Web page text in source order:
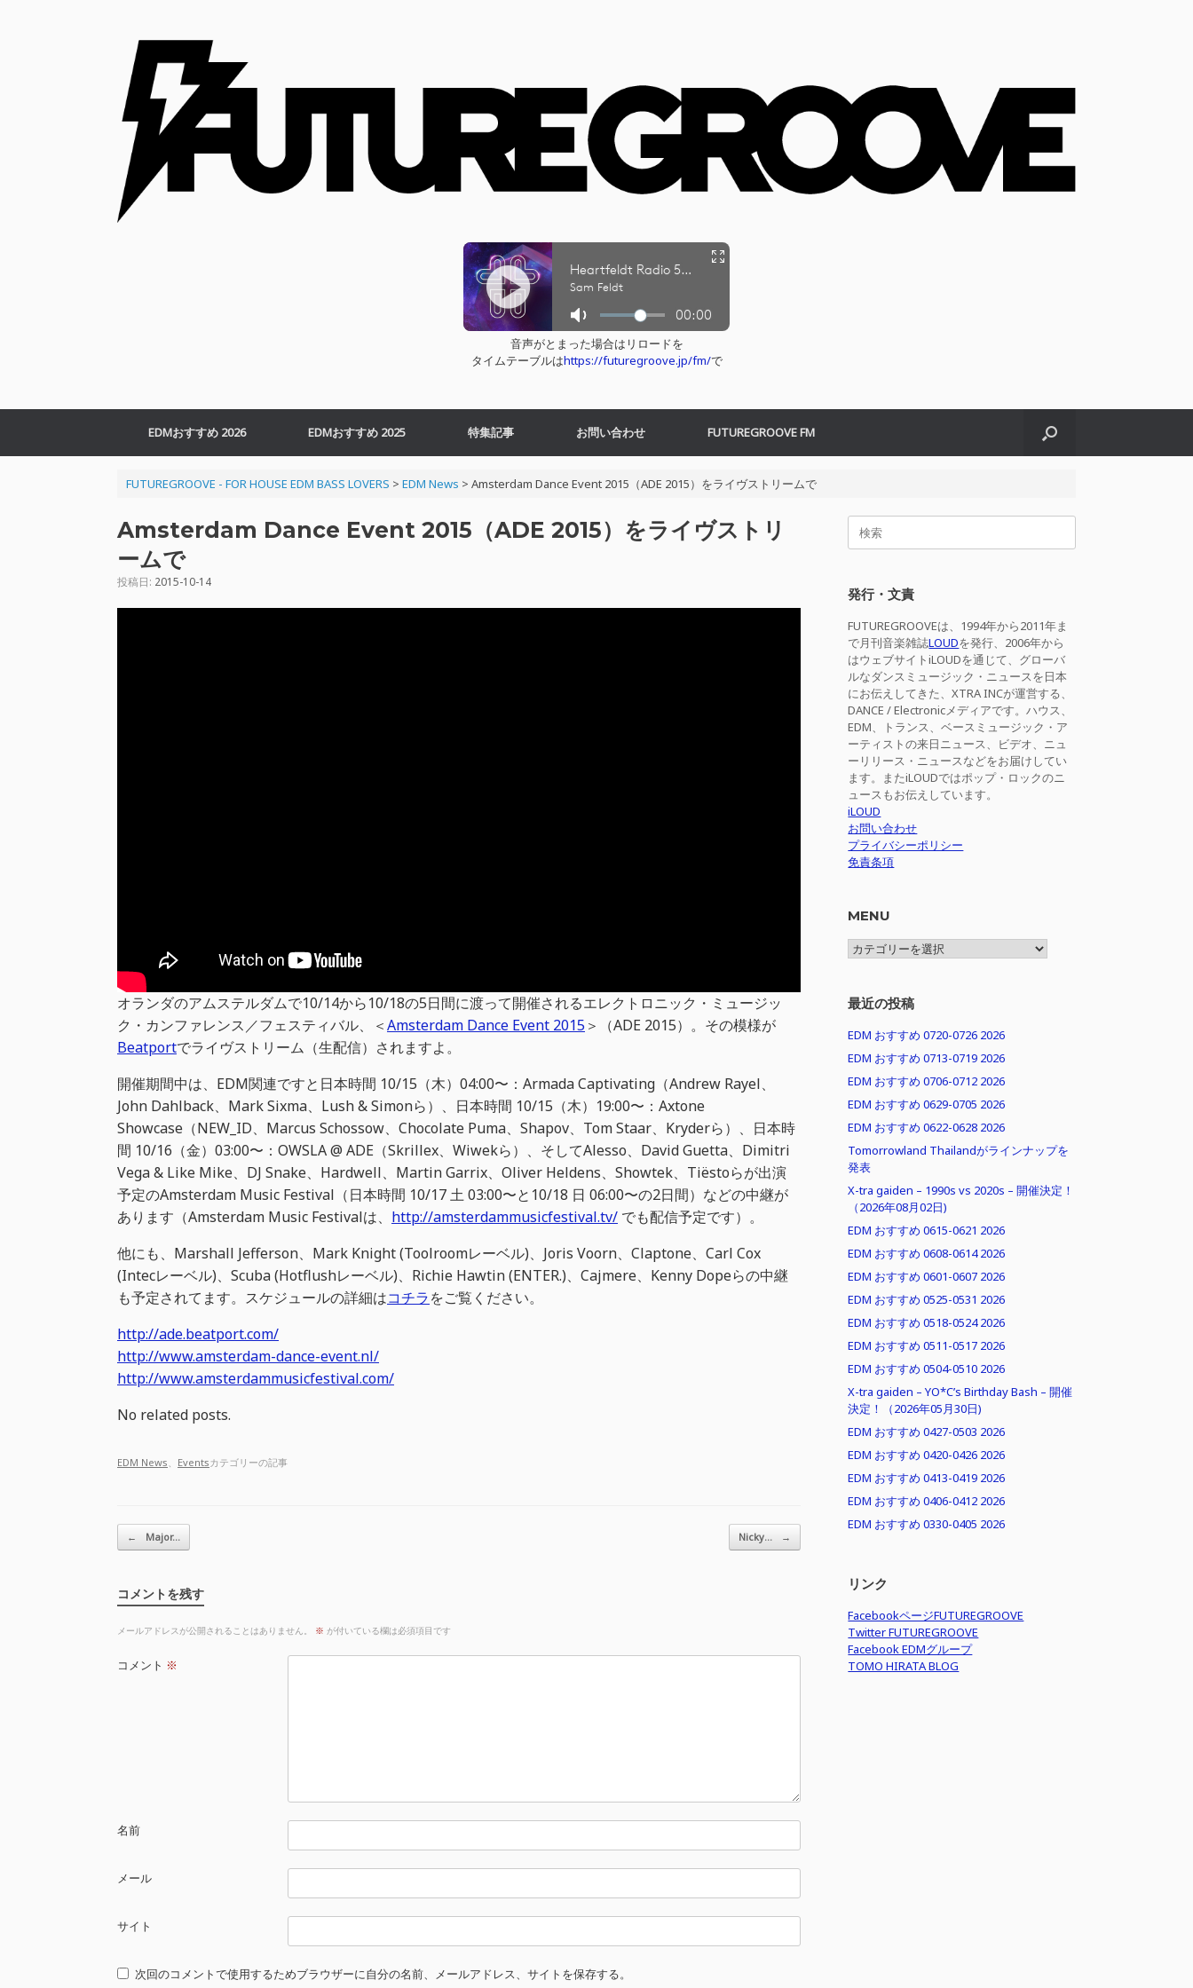
音声がとまった場合はリロードを
タイムテーブルはhttps://futuregroove.jp/fm/で
EDMおすすめ 2026 EDMおすすめ 2025 特集記事 お問い合わせ FUTUREGROOVE FM
FUTUREGROOVE - FOR HOUSE EDM BASS LOVERS > EDM News > Amsterdam Dance Event 2015（ADE 2015）をライヴストリームで
Amsterdam Dance Event 2015（ADE 2015）をライヴストリ
ームで
投稿日: 2015-10-14
オランダのアムステルダムで10/14から10/18の5日間に渡って開催されるエレクトロニック・ミュージッ
ク・カンファレンス／フェスティバル、＜Amsterdam Dance Event 2015＞（ADE 2015）。その模様が
Beatportでライヴストリーム（生配信）されますよ。
開催期間中は、EDM関連ですと日本時間 10/15（木）04:00〜：Armada Captivating（Andrew Rayel、
John Dahlback、Mark Sixma、Lush & Simonら）、日本時間 10/15（木）19:00〜：Axtone
Showcase（NEW_ID、Marcus Schossow、Chocolate Puma、Shapov、Tom Staar、Kryderら）、日本時
間 10/16（金）03:00〜：OWSLA @ ADE（Skrillex、Wiwekら）、そしてAlesso、David Guetta、Dimitri
Vega & Like Mike、DJ Snake、Hardwell、Martin Garrix、Oliver Heldens、Showtek、Tiëstoらが出演
予定のAmsterdam Music Festival（日本時間 10/17 土 03:00〜と10/18 日 06:00〜の2日間）などの中継が
あります（Amsterdam Music Festivalは、 http://amsterdammusicfestival.tv/ でも配信予定です）。
他にも、Marshall Jefferson、Mark Knight (Toolroomレーベル)、Joris Voorn、Claptone、Carl Cox
(Intecレーベル)、Scuba (Hotflushレーベル)、Richie Hawtin (ENTER.)、Cajmere、Kenny Dopeらの中継
も予定されてます。スケジュールの詳細はコチラをご覧ください。
http://ade.beatport.com/
http://www.amsterdam-dance-event.nl/
http://www.amsterdammusicfestival.com/
No related posts.
EDM News Eventsカテゴリーの記事
投稿ナビゲーション
← Major… Nicky… →
コメントを残す
メールアドレスが公開されることはありません。 ※ が付いている欄は必須項目です
コメント ※
名前
メール
サイト
次回のコメントで使用するためブラウザーに自分の名前、メールアドレス、サイトを保存する。
検
発行・文責
FUTUREGROOVEは、1994年から2011年ま
で月刊音楽雑誌LOUDを発行、2006年から
はウェブサイトiLOUDを通じて、グローバ
ルなダンスミュージック・ニュースを日本
にお伝えしてきた、XTRA INCが運営する、
DANCE / Electronicメディアです。ハウス、
EDM、トランス、ベースミュージック・ア
ーティストの来日ニュース、ビデオ、ニュ
ーリリース・ニュースなどをお届けしてい
ます。またiLOUDではポップ・ロックのニ
ュースもお伝えしています。
iLOUD
お問い合わせ
プライバシーポリシー
免責条項
MENU
MENU
最近の投稿
EDM おすすめ 0720-0726 2026
EDM おすすめ 0713-0719 2026
EDM おすすめ 0706-0712 2026
EDM おすすめ 0629-0705 2026
EDM おすすめ 0622-0628 2026
Tomorrowland Thailandがラインナップを
発表
X-tra gaiden – 1990s vs 2020s – 開催決定！
（2026年08月02日)
EDM おすすめ 0615-0621 2026
EDM おすすめ 0608-0614 2026
EDM おすすめ 0601-0607 2026
EDM おすすめ 0525-0531 2026
EDM おすすめ 0518-0524 2026
EDM おすすめ 0511-0517 2026
EDM おすすめ 0504-0510 2026
X-tra gaiden – YO*C’s Birthday Bash – 開催
決定！（2026年05月30日)
EDM おすすめ 0427-0503 2026
EDM おすすめ 0420-0426 2026
EDM おすすめ 0413-0419 2026
EDM おすすめ 0406-0412 2026
EDM おすすめ 0330-0405 2026
リンク
FacebookページFUTUREGROOVE
Twitter FUTUREGROOVE
Facebook EDMグループ
TOMO HIRATA BLOG